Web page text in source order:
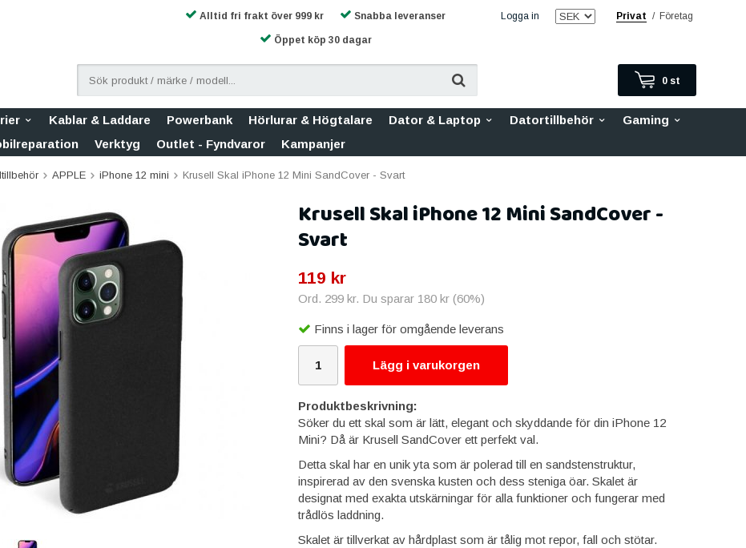
Logga in Privat / Företag
Alltid fri frakt över 999 kr Snabba leveranser
Öppet köp 30 dagar
0 st
Kablar & Laddare Powerbank Hörlurar & Högtalare Dator & Laptop Datortillbehör
Gaming
Verktyg Outlet - Fyndvaror Kampanjer
APPLE iPhone 12 mini Krusell Skal iPhone 12 Mini SandCover - Svart
Krusell Skal iPhone 12 Mini SandCover -
Svart
119 kr
Ord. 299 kr. Du sparar 180 kr(60%)
Finns i lager för omgående leverans
Lägg i varukorgen
Produktbeskrivning:
Söker du ett skal som är lätt, elegant och skyddande för din iPhone 12
Mini? Då är Krusell SandCover ett perfekt val.
Detta skal har en unik yta som är polerad till en sandstenstruktur,
inspirerad av den svenska kusten och dess steniga öar. Skalet är
designat med exakta utskärningar för alla funktioner och fungerar med
trådlös laddning.
Skalet är tillverkat av hårdplast som är tålig mot repor, fall och stötar.